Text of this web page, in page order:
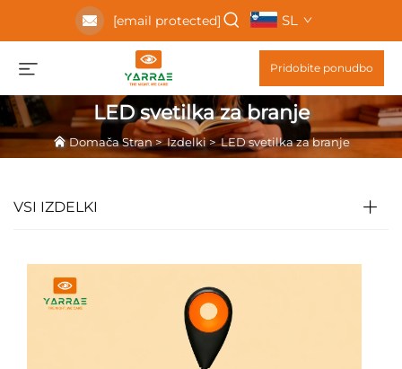
[email protected] SL
Pridobite ponudbo
LED svetilka za branje
Domača Stran>Izdelki>LED svetilka za branje
VSI IZDELKI